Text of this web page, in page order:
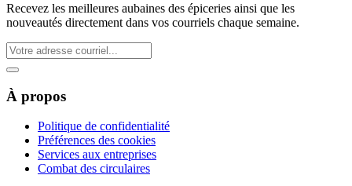
Recevez les meilleures aubaines des épiceries ainsi que les
nouveautés directement dans vos courriels chaque semaine.
À propos
Politique de confidentialité
Préférences des cookies
Services aux entreprises
Combat des circulaires